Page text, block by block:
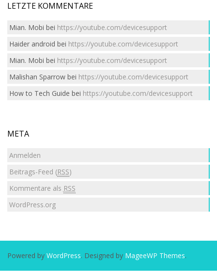
LETZTE KOMMENTARE
Mian. Mobi bei https://youtube.com/devicesupport
Haider android bei https://youtube.com/devicesupport
Mian. Mobi bei https://youtube.com/devicesupport
Malishan Sparrowbei https://youtube.com/devicesupport
How to Tech Guide bei https://youtube.com/devicesupport
META
Anmelden
Beitrags-Feed (RSS)
Kommentare als RSS
WordPress.org
Powered by WordPress. Designed by MageeWP Themes.